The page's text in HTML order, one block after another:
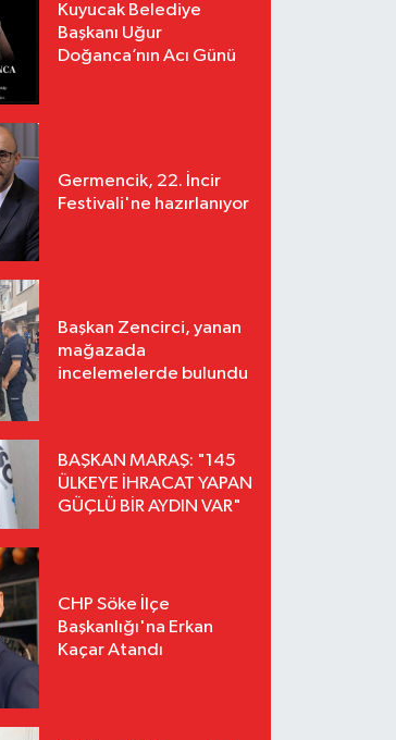
Kuyucak Belediye
Başkanı Uğur
Doğanca’nın Acı Günü
Germencik, 22. İncir
Festivali'ne hazırlanıyor
Başkan Zencirci, yanan
mağazada
incelemelerde bulundu
BAŞKAN MARAŞ: "145
ÜLKEYE İHRACAT YAPAN
GÜÇLÜ BİR AYDIN VAR"
CHP Söke İlçe
Başkanlığı'na Erkan
Kaçar Atandı